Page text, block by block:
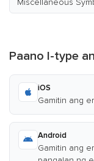
Miscellaneous
Paano I-type
iOS
Gamitin ang
Android
Gamitin ang